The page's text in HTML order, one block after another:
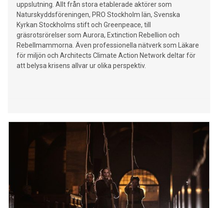
uppslutning. Allt från stora etablerade aktörer som
Naturskyddsföreningen, PRO Stockholm län, Svenska
Kyrkan Stockholms stift och Greenpeace, till
gräsrotsrörelser som Aurora, Extinction Rebellion och
Rebellmammorna. Även professionella nätverk som Läkare
för miljön och Architects Climate Action Network deltar för
att belysa krisens allvar ur olika perspektiv.